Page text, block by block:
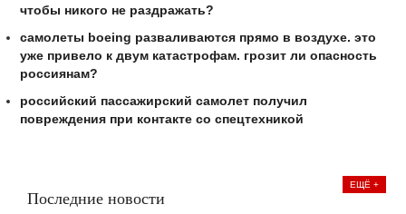
чтобы никого не раздражать?
самолеты boeing разваливаются прямо в воздухе. это
уже привело к двум катастрофам. грозит ли опасность
россиянам?
российский пассажирский самолет получил
повреждения при контакте со спецтехникой
Последние новости
ЕЩЁ +